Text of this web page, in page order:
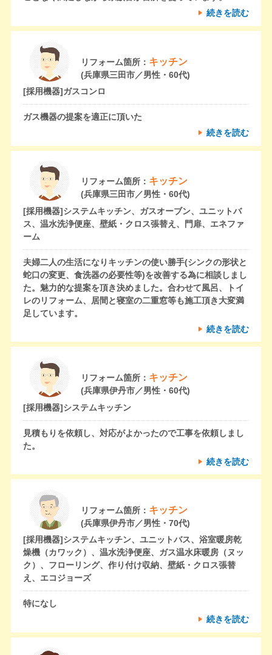
続きを読む
リフォーム箇所： キッチン
(兵庫県三田市／男性・60代)
[採用機器]ガスコンロ
ガス機器の提案を適正に頂いた
続きを読む
リフォーム箇所： キッチン
(兵庫県三田市／男性・60代)
[採用機器]システムキッチン、ガスオーブン、ユニットバ
ス、温水洗浄便座、壁紙・クロス張替え、門扉、エネファ
ーム
夫婦二人の生活になりキッチンの使い勝手(シンクの形状と
蛇口の変更、食洗器の必要性等)を改善する為に相談しまし
た。魅力的な提案を頂き決めました。合わせて風呂、トイ
レのリフォーム、居間と寝室の二重窓等も施工頂き大変満
足しています。
続きを読む
リフォーム箇所： キッチン
(兵庫県伊丹市／男性・60代)
[採用機器]システムキッチン
見積もりを依頼し、対応がよかったので工事を依頼しまし
た。
続きを読む
リフォーム箇所： キッチン
(兵庫県伊丹市／男性・70代)
[採用機器]システムキッチン、ユニットバス、浴室暖房乾
燥機（カワック）、温水洗浄便座、ガス温水床暖房（ヌッ
ク）、フローリング、作り付け収納、壁紙・クロス張替
え、エコジョーズ
特になし
続きを読む